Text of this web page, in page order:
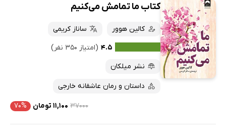
کتاب ما تمامش می‌کنیم
کالین هوور
ساناز کریمی
۴.۵ (امتیاز ۳۵۰ نفر)
نشر میلکان
داستان و رمان عاشقانه خارجی
۳۷۰۰۰ ۱۱,۱۰۰ تومان ۷۰%